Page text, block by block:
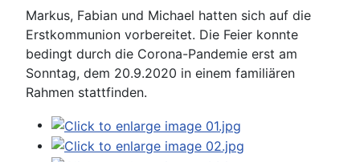
Markus, Fabian und Michael hatten sich auf die
Erstkommunion vorbereitet. Die Feier konnte
bedingt durch die Corona-Pandemie erst am
Sonntag, dem 20.9.2020 in einem familiären
Rahmen stattfinden.